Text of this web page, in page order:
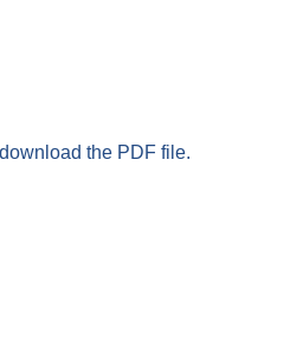
the PDF file.